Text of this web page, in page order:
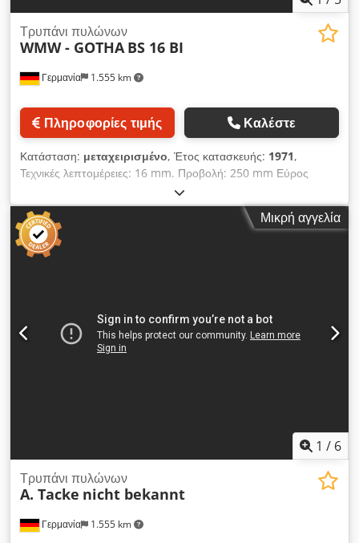
Γερμανία 1.555 km
Τρυπάνι πυλώνων
WMW - GOTHA BS 16 BI
Πληροφορίες τιμής Καλέστε
Κατάσταση: μεταχειρισμένο, Έτος κατασκευής: 1971,
Τεχνικές λεπτομέρειες: 16 mm. Προβολή: 250 mm Εύρος
διάτρησης: 125 mm Στήριγμα ατράκτου MK: MK 2 Ταχύτητα
ατράκτου: 350 - 2000 / 8 βήματα ανά λεπτό Επιφάνεια
σύσφιξης τραπεζιού: 280 x 355 mm Περιστρεφόμενο τραπέζι:
ναι ° Ρύθμιση τραπεζιού διάτρησης: 520 κάθετα mm
Απόσταση τραπεζιού-άξονα UK: max. 600 mm Διάμετρος
Idhmjpfx Apajkr -Τσοκ τρυπανιού 13 mm -10 mm τρυπάνι με
σπειροειδές τρυπάνι με βύθιση 45° -Εντελείς του μηχανήματος
Μικρή αγγελία
1 / 6
Γερμανία 1.555 km
Τρυπάνι πυλώνων
A. Tacke nicht bekannt